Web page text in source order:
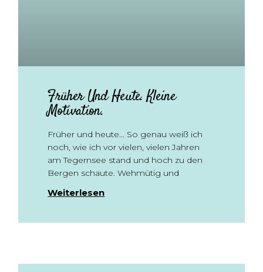
Früher Und Heute. Kleine
Motivation.
Früher und heute… So genau weiß ich
noch, wie ich vor vielen, vielen Jahren
am Tegernsee stand und hoch zu den
Bergen schaute. Wehmütig und
Weiterlesen